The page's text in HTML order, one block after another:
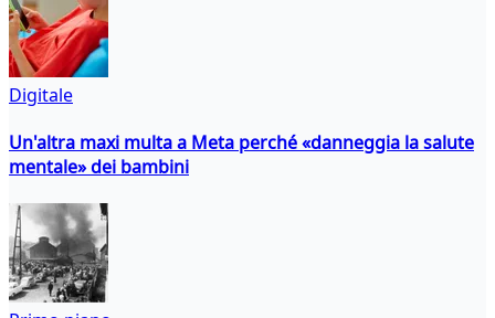
Digitale
Un'altra maxi multa a Meta perché «danneggia la salute
mentale» dei bambini